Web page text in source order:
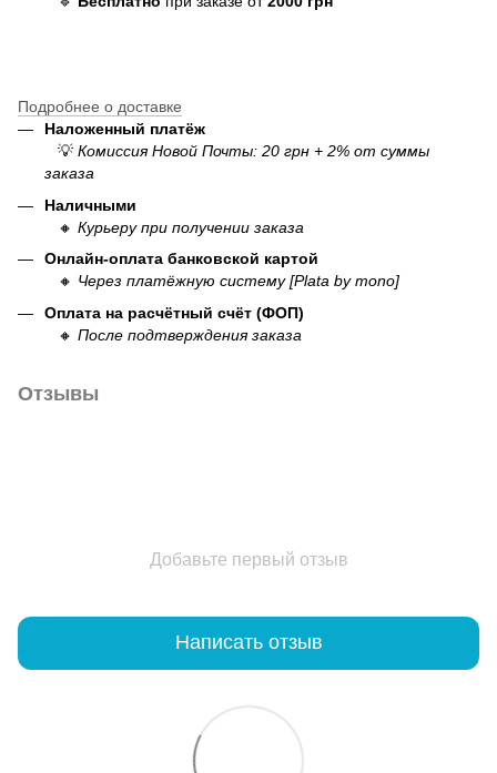
Подробнее о доставке
Наложенный платёж
💡 Комиссия Новой Почты: 20 грн + 2% от суммы
заказа
Наличными
🔸 Курьеру при получении заказа
Онлайн-оплата банковской картой
🔸 Через платёжную систему [Plata by mono]
Оплата на расчётный счёт (ФОП)
🔸 После подтверждения заказа
Отзывы
Добавьте первый отзыв
Написать отзыв